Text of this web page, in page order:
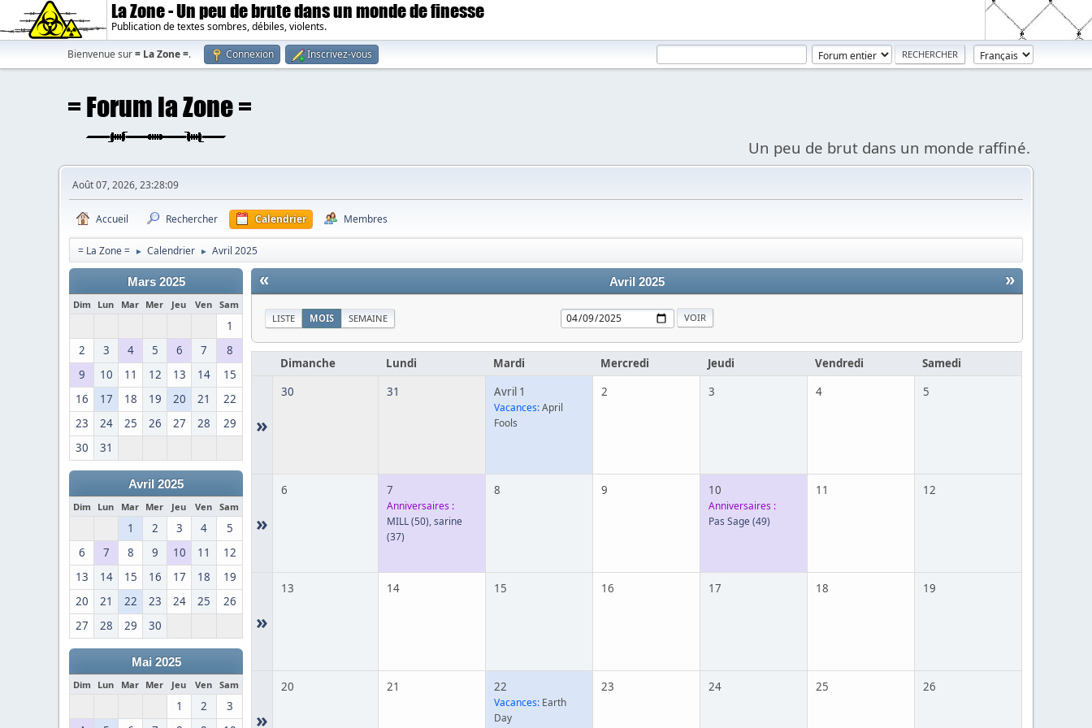
La Zone - Un peu de brute dans un monde de finesse
Publication de textes sombres, débiles, violents.
Bienvenue sur= La Zone =. Connexion Inscrivez-vous
Un peu de brut dans un monde raffiné.
Août 07, 2026, 23:28:09
Accueil Rechercher Calendrier Membres
= La Zone = ► Calendrier ► Avril 2025
Mars 2025
Dim Lun Mar Mer Jeu Ven Sam
1
2
3 4 5 6 7
8
9
10 11 12 13 14
15
16
17 18 19 20 21
22
23
24 25 26 27 28
29
30
31
Avril 2025
Dim Lun Mar Mer Jeu Ven Sam
1 2 3 4
5
6
7 8 9 10 11
12
13
14 15 16 17 18
19
20
21 22 23 24 25
26
27
28 29 30
Mai 2025
Dim Lun Mar Mer Jeu Ven Sam
1 2
3
« »
Avril 2025
LISTE MOIS SEMAINE
Dimanche Lundi Mardi Mercredi Jeudi Vendredi Samedi
»
30 31 Avril 1
Vacances:April
Fools
2 3 4 5
»
6 7
Anniversaires :
MILL(50),sarine
(37)
8 9 10
Anniversaires :
Pas Sage(49)
11 12
»
13 14 15 16 17 18 19
»
20 21 22
Vacances: Earth
Day
23 24 25 26